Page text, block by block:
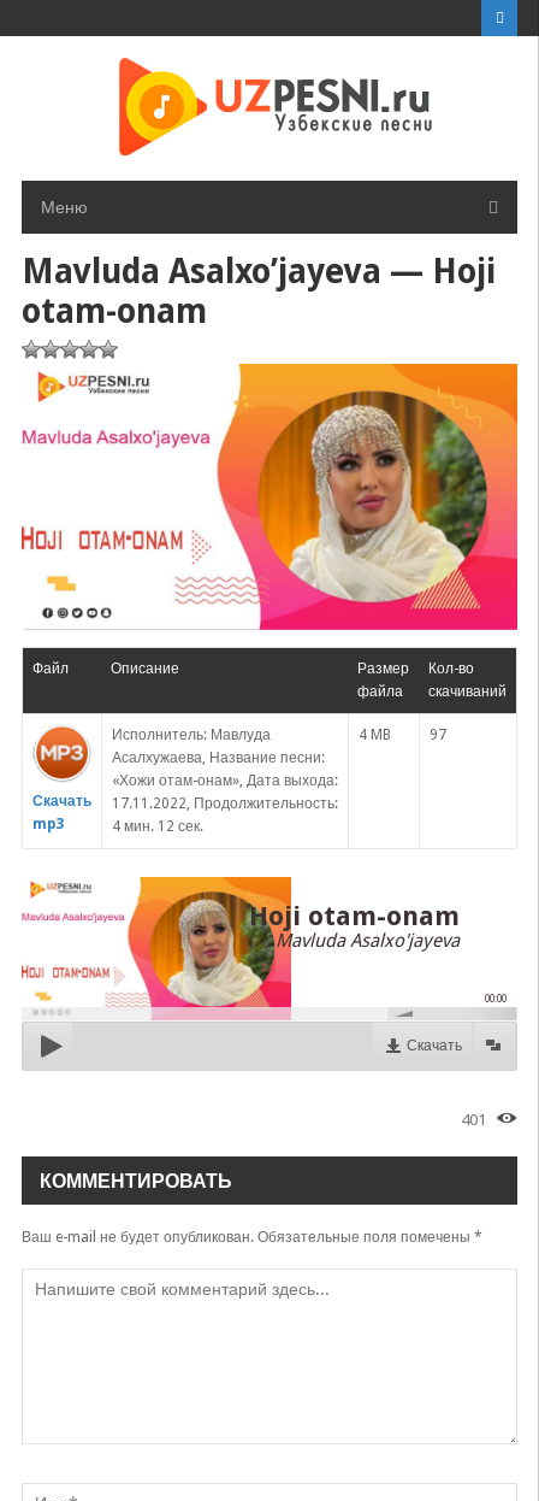
Меню
Mavluda Asalxo’jayeva — Hoji
otam-onam
Файл Описание
Размер
файла
Кол-во
скачиваний
Скачать
mp3
Исполнитель: Мавлуда
Асалхужаева, Название песни:
«Хожи отам-онам», Дата выхода:
17.11.2022, Продолжительность:
4 мин. 12 сек.
4 MB 97
Hoji otam-onam
Mavluda Asalxo'jayeva
00:00
Скачать
401
КОММЕНТИРОВАТЬ
Ваш e-mail не будет опубликован.Обязательные поля помечены *